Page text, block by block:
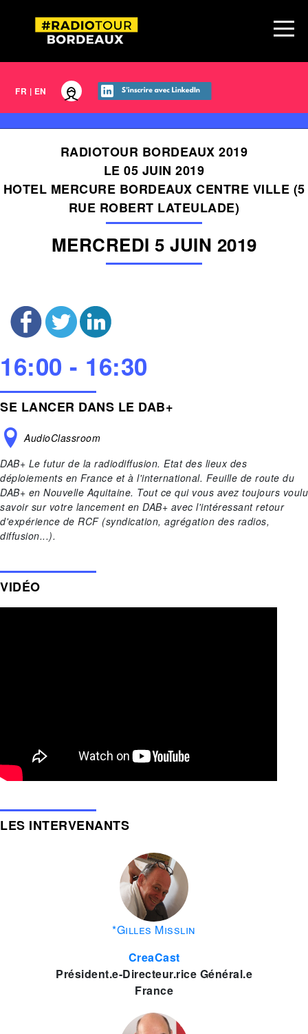
FR | EN
RADIOTOUR BORDEAUX 2019
LE 05 JUIN 2019
HOTEL MERCURE BORDEAUX CENTRE VILLE (5
RUE ROBERT LATEULADE)
MERCREDI 5 JUIN 2019
16:00 - 16:30
SE LANCER DANS LE DAB+
AudioClassroom
DAB+ Le futur de la radiodiffusion. Etat des lieux des
déploiements en France et à l'international. Feuille de route du
DAB+ en Nouvelle Aquitaine. Tout ce qui vous avez toujours voulu
savoir sur votre lancement en DAB+ avec l'intéressant retour
d'expérience de RCF (syndication, agrégation des radios,
diffusion...).
VIDÉO
LES INTERVENANTS
*Gilles Misslin
CreaCast
Président.e-Directeur.rice Général.e
France